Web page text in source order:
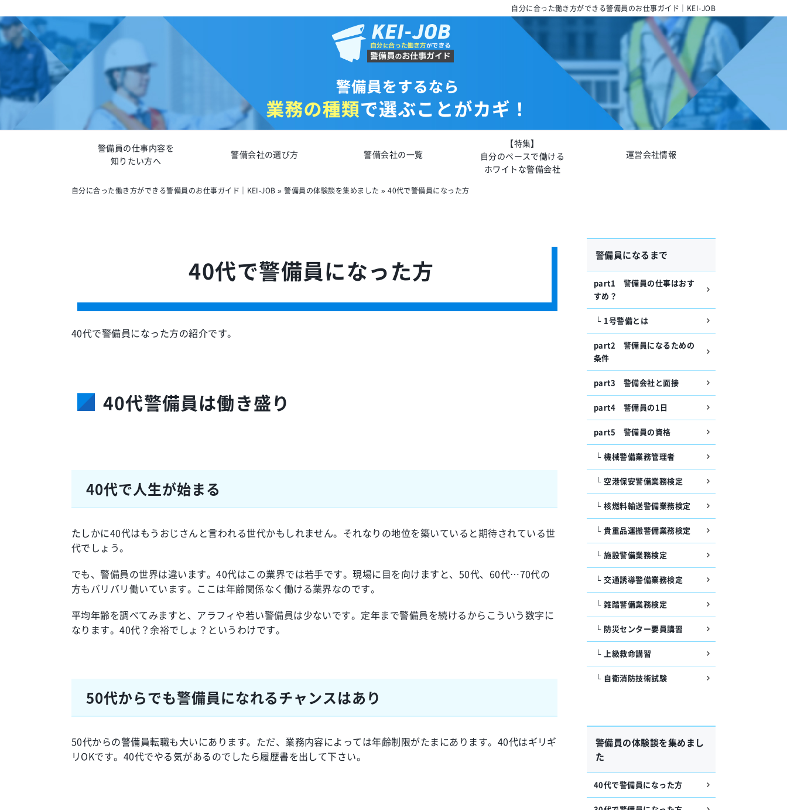
自分に合った働き方ができる警備員のお仕事ガイド｜KEI-JOB
警備員の仕事内容を
知りたい方へ
警備会社の選び方 警備会社の一覧
【特集】
自分のペースで働ける
ホワイトな警備会社
運営会社情報
自分に合った働き方ができる警備員のお仕事ガイド｜KEI-JOB »警備員の体験談を集めました »40代で警備員になった方
40代で警備員になった方
40代で警備員になった方の紹介です。
40代警備員は働き盛り
40代で人生が始まる
たしかに40代はもうおじさんと言われる世代かもしれません。それなりの地位を築いていると期待されている世
代でしょう。
でも、警備員の世界は違います。40代はこの業界では若手です。現場に目を向けますと、50代、60代…70代の
方もバリバリ働いています。ここは年齢関係なく働ける業界なのです。
平均年齢を調べてみますと、アラフィや若い警備員は少ないです。定年まで警備員を続けるからこういう数字に
なります。40代？余裕でしょ？というわけです。
50代からでも警備員になれるチャンスはあり
50代からの警備員転職も大いにあります。ただ、業務内容によっては年齢制限がたまにあります。40代はギリギ
リOKです。40代でやる気があるのでしたら履歴書を出して下さい。
警備員になるまで
part1 警備員の仕事はおす
すめ？
1号警備とは
part2 警備員になるための
条件
part3 警備会社と面接
part4 警備員の1日
part5 警備員の資格
機械警備業務管理者
空港保安警備業務検定
核燃料輸送警備業務検定
貴重品運搬警備業務検定
施設警備業務検定
交通誘導警備業務検定
雑踏警備業務検定
防災センター要員講習
上級救命講習
自衛消防技術試験
警備員の体験談を集めまし
た
40代で警備員になった方